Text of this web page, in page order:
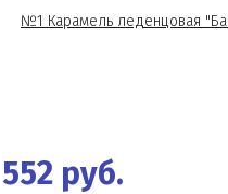
552 руб.